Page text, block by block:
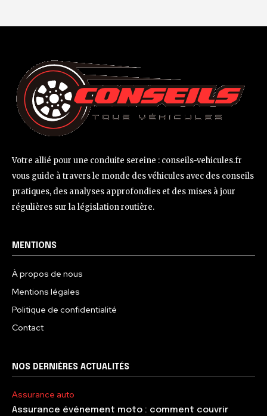
Votre allié pour une conduite sereine : conseils-vehicules.fr
vous guide à travers le monde des véhicules avec des conseils
pratiques, des analyses approfondies et des mises à jour
régulières sur la législation routière.
MENTIONS
À propos de nous
Mentions légales
Politique de confidentialité
Contact
NOS DERNIÈRES ACTUALITÉS
Assurance auto
Assurance événement moto : comment couvrir